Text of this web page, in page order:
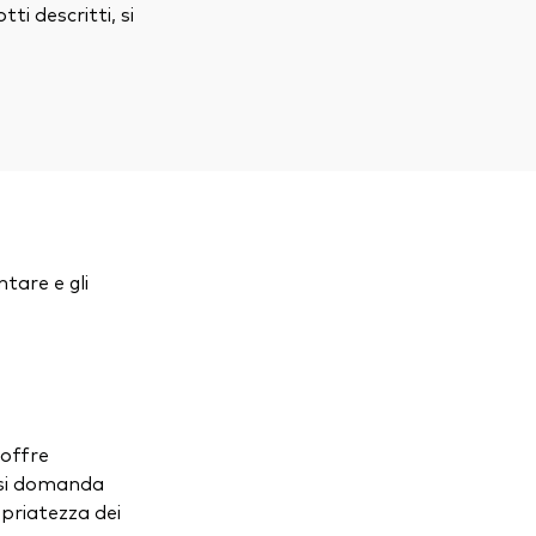
descritti, si
e gli
offre
domanda
dei